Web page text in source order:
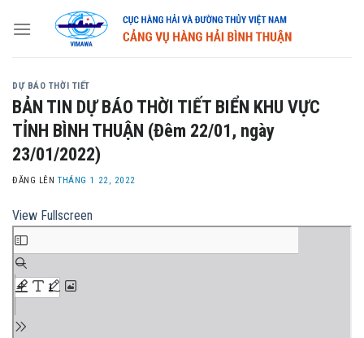
DỰ BÁO THỜI TIẾT
BẢN TIN DỰ BÁO THỜI TIẾT BIỂN KHU VỰC
TỈNH BÌNH THUẬN (Đêm 22/01, ngày
23/01/2022)
ĐĂNG LÊNTHÁNG 1 22, 2022
View Fullscreen